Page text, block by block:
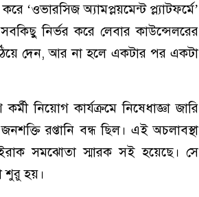
‘ওভারসিজ অ্যামপ্লয়মেন্ট প্ল্যাটফর্মে’
নির্ভর করে লেবার কাউন্সেলরের
দেন, আর না হলে একটার পর একটা
নিয়োগ কার্যক্রমে নিষেধাজ্ঞা জারি
রপ্তানি বন্ধ ছিল। এই অচলাবস্থা
সমঝোতা স্মারক সই হয়েছে। সে
শুরু হয়।